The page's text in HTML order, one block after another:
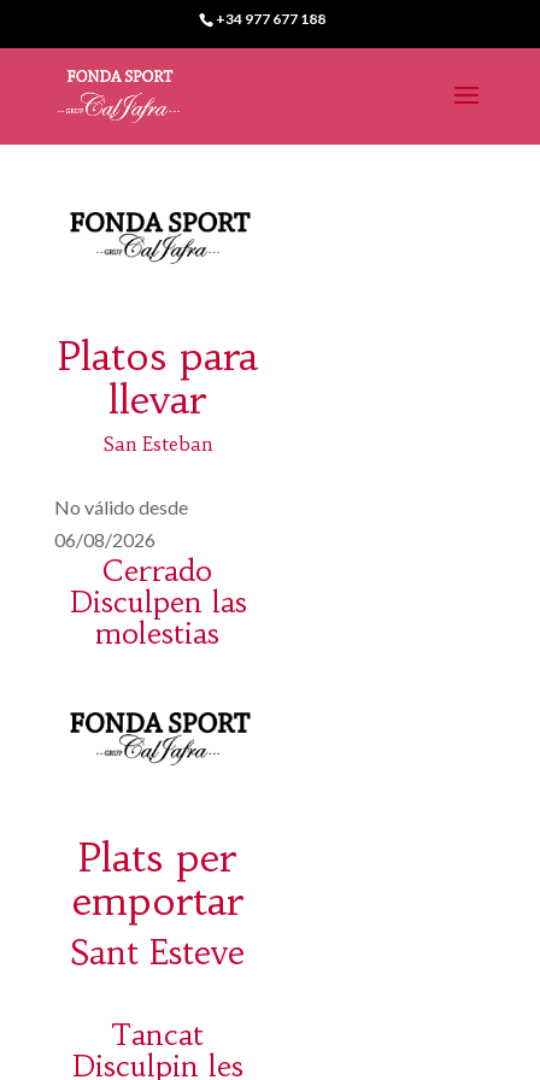
+34 977 677 188
Platos para
llevar
San Esteban
No válido desde
06/08/2026
Cerrado
Disculpen las
molestias
Plats per
emportar
Sant Esteve
Tancat
Disculpin les